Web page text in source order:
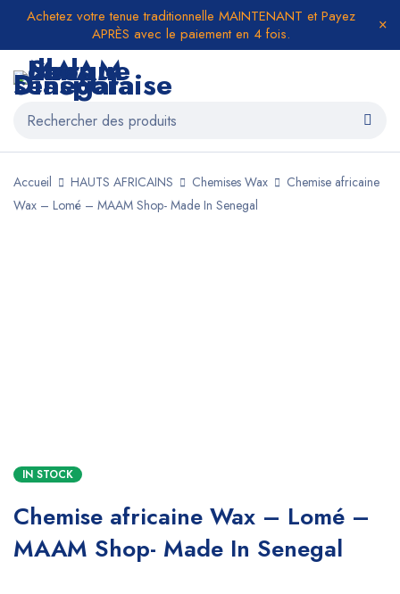
Achetez votre tenue traditionnelle MAINTENANT et Payez
APRÈS avec le paiement en 4 fois.
Accueil HAUTS AFRICAINS Chemises Wax
Chemise africaine
Wax – Lomé – MAAM Shop- Made In Senegal
IN STOCK
Chemise africaine Wax – Lomé –
MAAM Shop- Made In Senegal